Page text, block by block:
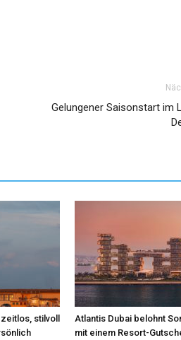
Gelungener Saisonstart im
stilvoll
Atlantis Dubai belohnt
mit einem Resort-